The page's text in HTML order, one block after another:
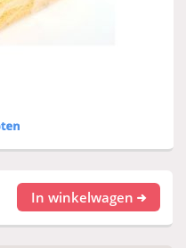
In winkelwagen